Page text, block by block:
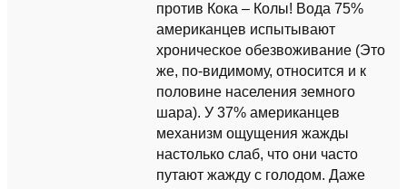
против Кока – Колы! Вода 75%
американцев испытывают
хроническое обезвоживание (Это
же, по-видимому, относится и к
половине населения земного
шара). У 37% американцев
механизм ощущения жажды
настолько слаб, что они часто
путают жажду с голодом. Даже